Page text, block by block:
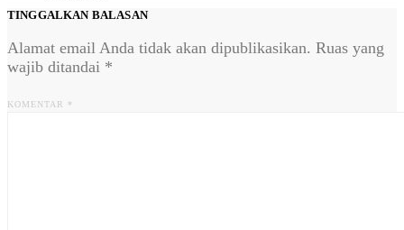
TINGGALKAN BALASAN
Alamat email Anda tidak akan dipublikasikan. Ruas yang
wajib ditandai *
KOMENTAR *